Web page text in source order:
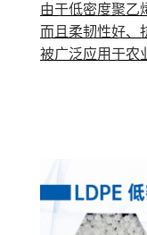
由于低密度聚乙
而且柔韧性好、
被广泛应用于农